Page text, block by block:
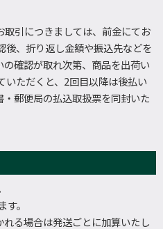
引につきましては、前金にてお
後、折り返し金額や振込先などを
確認が取れ次第、商品を出荷い
いただくと、2回目以降は後払い
郵便局の払込取扱票を同封いた
。
る場合は発送ごとに加算いたし